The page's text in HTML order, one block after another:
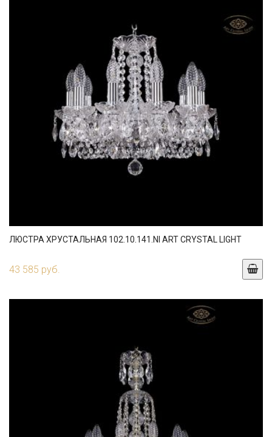
ЛЮСТРА ХРУСТАЛЬНАЯ 102.10.141.NI ART CRYSTAL LIGHT
43 585 руб.